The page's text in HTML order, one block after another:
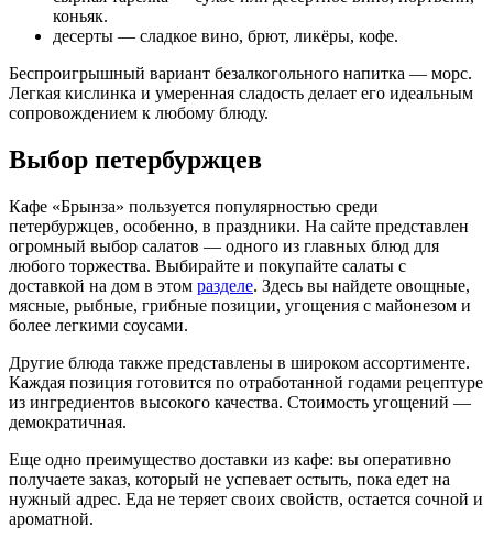
коньяк.
десерты — сладкое вино, брют, ликёры, кофе.
Беспроигрышный вариант безалкогольного напитка — морс.
Легкая кислинка и умеренная сладость делает его идеальным
сопровождением к любому блюду.
Выбор петербуржцев
Кафе «Брынза» пользуется популярностью среди
петербуржцев, особенно, в праздники. На сайте представлен
огромный выбор салатов — одного из главных блюд для
любого торжества. Выбирайте и покупайте салаты с
доставкой на дом в этом разделе. Здесь вы найдете овощные,
мясные, рыбные, грибные позиции, угощения с майонезом и
более легкими соусами.
Другие блюда также представлены в широком ассортименте.
Каждая позиция готовится по отработанной годами рецептуре
из ингредиентов высокого качества. Стоимость угощений —
демократичная.
Еще одно преимущество доставки из кафе: вы оперативно
получаете заказ, который не успевает остыть, пока едет на
нужный адрес. Еда не теряет своих свойств, остается сочной и
ароматной.